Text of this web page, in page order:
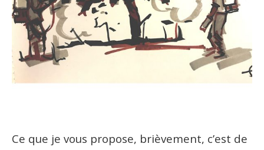
Ce que je vous propose, brièvement, c’est de